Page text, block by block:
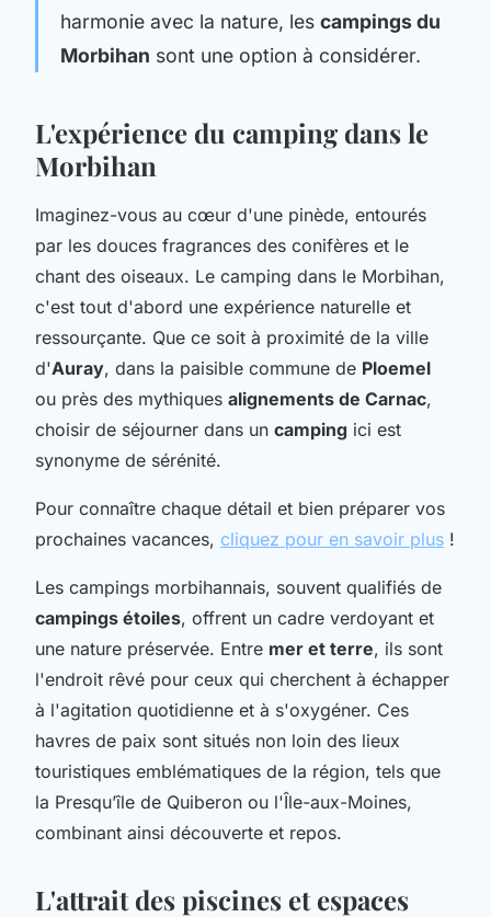
harmonie avec la nature, les campings du
Morbihan sont une option à considérer.
L'expérience du camping dans le
Morbihan
Imaginez-vous au cœur d'une pinède, entourés
par les douces fragrances des conifères et le
chant des oiseaux. Le camping dans le Morbihan,
c'est tout d'abord une expérience naturelle et
ressourçante. Que ce soit à proximité de la ville
d'Auray, dans la paisible commune de Ploemel
ou près des mythiques alignements de Carnac,
choisir de séjourner dans un camping ici est
synonyme de sérénité.
Pour connaître chaque détail et bien préparer vos
prochaines vacances, cliquez pour en savoir plus !
Les campings morbihannais, souvent qualifiés de
campings étoiles, offrent un cadre verdoyant et
une nature préservée. Entre mer et terre, ils sont
l'endroit rêvé pour ceux qui cherchent à échapper
à l'agitation quotidienne et à s'oxygéner. Ces
havres de paix sont situés non loin des lieux
touristiques emblématiques de la région, tels que
la Presqu’île de Quiberon ou l'Île-aux-Moines,
combinant ainsi découverte et repos.
L'attrait des piscines et espaces